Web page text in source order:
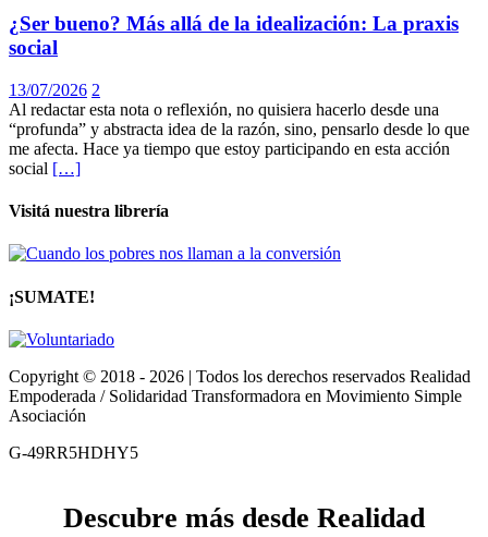
¿Ser bueno? Más allá de la idealización: La praxis
social
13/07/2026 2
Al redactar esta nota o reflexión, no quisiera hacerlo desde una
“profunda” y abstracta idea de la razón, sino, pensarlo desde lo que
me afecta. Hace ya tiempo que estoy participando en esta acción
social […]
Visitá nuestra librería
¡SUMATE!
Copyright © 2018 - 2026 | Todos los derechos reservados Realidad
Empoderada / Solidaridad Transformadora en Movimiento Simple
Asociación
G-49RR5HDHY5
Descubre más desde Realidad